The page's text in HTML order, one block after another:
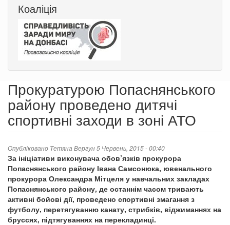
Коаліція
Прокуратурою Попаснянського
району проведено дитячі
спортивні заходи в зоні АТО
Опубліковано Тетяна Вергун5 Червень, 2015 - 00:40
За ініціативи виконувача обов’язків прокурора
Попаснянського району Івана Самсонюка, ювенального
прокурора Олександра Мітцеля у навчальних закладах
Попаснянського району, де останнім часом тривають
активні бойові дії, проведено спортивні змагання з
футболу, перетягуванню канату, стрибків, віджиманнях на
бруссях, підтягуваннях на перекладинці.